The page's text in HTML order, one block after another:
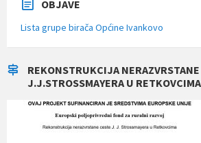
OBJAVE
Lista grupe birača Općine Ivankovo
REKONSTRUKCIJA
J.J.STROSSMAYERA U RETKOVCIMA